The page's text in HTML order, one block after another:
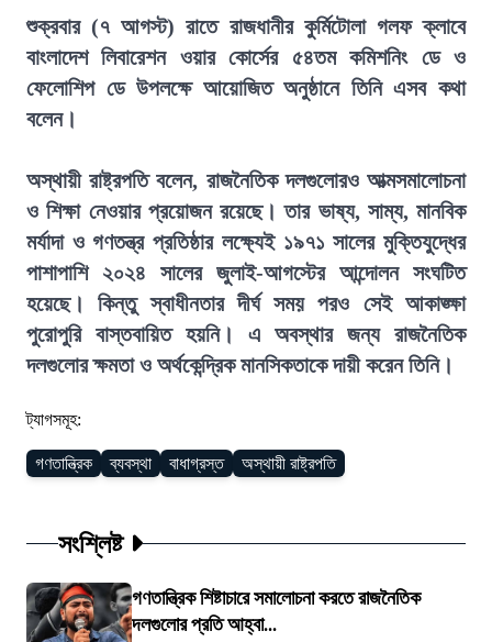
শুক্রবার (৭ আগস্ট) রাতে রাজধানীর কুর্মিটোলা গলফ ক্লাবে
বাংলাদেশ লিবারেশন ওয়ার কোর্সের ৫৪তম কমিশনিং ডে ও
ফেলোশিপ ডে উপলক্ষে আয়োজিত অনুষ্ঠানে তিনি এসব কথা
বলেন।
অস্থায়ী রাষ্ট্রপতি বলেন, রাজনৈতিক দলগুলোরও আত্মসমালোচনা
ও শিক্ষা নেওয়ার প্রয়োজন রয়েছে। তার ভাষ্য, সাম্য, মানবিক
মর্যাদা ও গণতন্ত্র প্রতিষ্ঠার লক্ষ্যেই ১৯৭১ সালের মুক্তিযুদ্ধের
পাশাপাশি ২০২৪ সালের জুলাই-আগস্টের আন্দোলন সংঘটিত
হয়েছে। কিন্তু স্বাধীনতার দীর্ঘ সময় পরও সেই আকাঙ্ক্ষা
পুরোপুরি বাস্তবায়িত হয়নি। এ অবস্থার জন্য রাজনৈতিক
দলগুলোর ক্ষমতা ও অর্থকেন্দ্রিক মানসিকতাকে দায়ী করেন তিনি।
ট্যাগসমূহ:
গণতান্ত্রিক ব্যবস্থা বাধাগ্রস্ত অস্থায়ী রাষ্ট্রপতি
সংশ্লিষ্ট
গণতান্ত্রিক শিষ্টাচারে সমালোচনা করতে রাজনৈতিক
দলগুলোর প্রতি আহ্বা...